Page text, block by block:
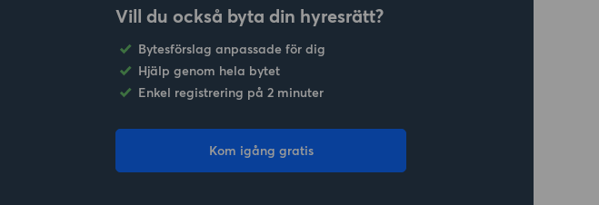
Vill du också byta din hyresrätt?
Bytesförslag anpassade för dig
Hjälp genom hela bytet
Enkel registrering på 2 minuter
Kom igång gratis